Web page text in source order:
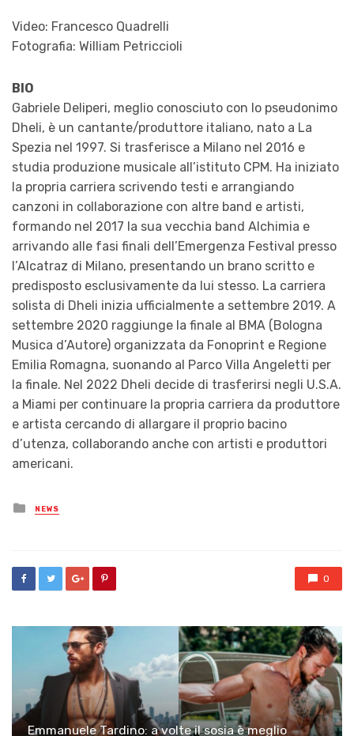
Video: Francesco Quadrelli
Fotografia: William Petriccioli
BIO
Gabriele Deliperi, meglio conosciuto con lo pseudonimo
Dheli, è un cantante/produttore italiano, nato a La
Spezia nel 1997. Si trasferisce a Milano nel 2016 e
studia produzione musicale all’istituto CPM. Ha iniziato
la propria carriera scrivendo testi e arrangiando
canzoni in collaborazione con altre band e artisti,
formando nel 2017 la sua vecchia band Alchimia e
arrivando alle fasi finali dell’Emergenza Festival presso
l’Alcatraz di Milano, presentando un brano scritto e
predisposto esclusivamente da lui stesso. La carriera
solista di Dheli inizia ufficialmente a settembre 2019. A
settembre 2020 raggiunge la finale al BMA (Bologna
Musica d’Autore) organizzata da Fonoprint e Regione
Emilia Romagna, suonando al Parco Villa Angeletti per
la finale. Nel 2022 Dheli decide di trasferirsi negli U.S.A.
a Miami per continuare la propria carriera da produttore
e artista cercando di allargare il proprio bacino
d’utenza, collaborando anche con artisti e produttori
americani.
Posted
in
NEWS
0
Emmanuele Tardino: a volte il sosia è meglio